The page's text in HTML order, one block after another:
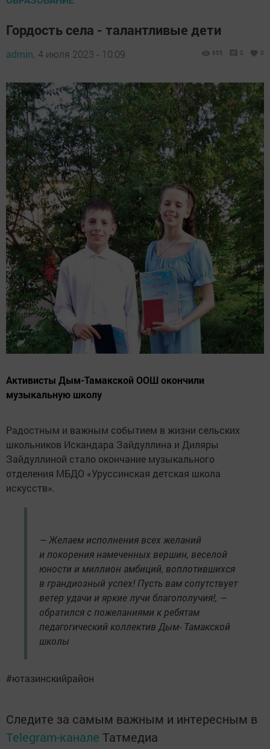
Гордость села - талантливые дети
admin, 4 июля 2023 - 10:09 655 0 0
Активисты Дым-Тамакской ООШ окончили
музыкальную школу
Радостным и важным событием в жизни сельских
школьников Искандара Зайдуллина и Диляры
Зайдуллиной стало окончание музыкального
отделения МБДО «Уруссинская детская школа
искусств».
— Желаем исполнения всех желаний
и покорения намеченных вершин, веселой
юности и миллион амбиций, воплотившихся
в грандиозный успех! Пусть вам сопутствует
ветер удачи и яркие лучи благополучия!, —
обратился с пожеланиями к ребятам
педагогический коллектив Дым- Тамакской
школы
#ютазинскийрайон
Следите за самым важным и интересным в
Telegram-канале Татмедиа